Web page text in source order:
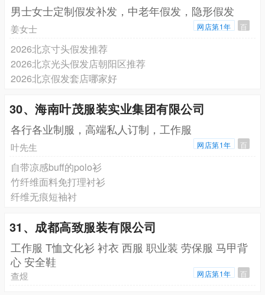
男士女士定制假发补发，中老年假发，隐形假发
姜女士 网店第1年 百
2026北京寸头假发推荐
2026北京光头假发店朝阳区推荐
2026北京假发套店哪家好
30、海南叶茂服装实业集团有限公司
各行各业制服，高端私人订制，工作服
叶先生 网店第1年 百
自带凉感buff的polo衫
竹纤维面料免打理衬衫
纤维无痕短袖衬
31、成都高致服装有限公司
工作服 T恤文化衫 衬衣 西服 职业装 劳保服 马甲背
心 安全鞋
查煜 网店第1年 百